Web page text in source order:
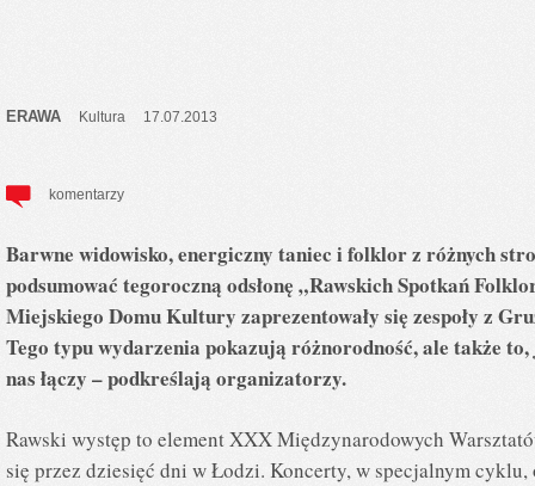
ERAWA Kultura 17.07.2013
komentarzy
Barwne widowisko, energiczny taniec i folklor z różnych
podsumować tegoroczną odsłonę „Rawskich Spotkań
Miejskiego Domu Kultury zaprezentowały się zespoły z
Tego typu wydarzenia pokazują różnorodność, ale także
nas łączy – podkreślają organizatorzy.
Rawski występ to element XXX Międzynarodowych
się przez dziesięć dni w Łodzi. Koncerty, w specjalnym